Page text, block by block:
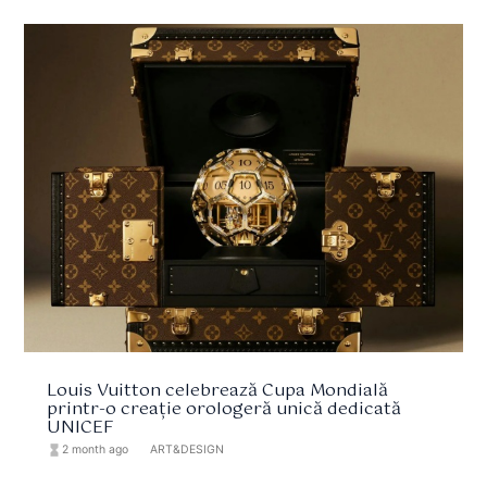
Louis Vuitton celebrează Cupa Mondială
printr-o creație orologeră unică dedicată
UNICEF
hourglass_full 2 month ago ART&DESIGN